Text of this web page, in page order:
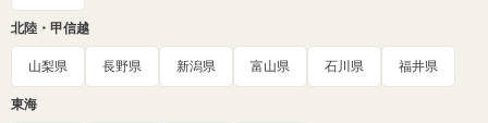
北陸・甲信越
山梨県 長野県 新潟県 富山県 石川県 福井県
東海